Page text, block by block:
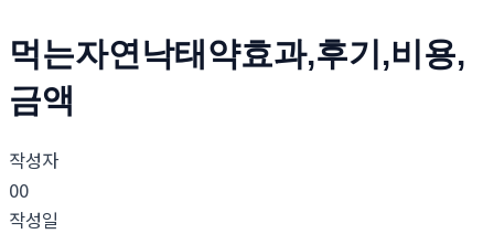
먹는자연낙태약효과,후기,비용,
금액
작성자
00
작성일